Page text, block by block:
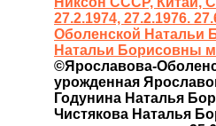
27.2.1974, 27.2.1976.
Оболенской Натальи
Натальи Борисовны
©Ярославова-
урожденная
Годунина Наталья
Чистякова Наталья